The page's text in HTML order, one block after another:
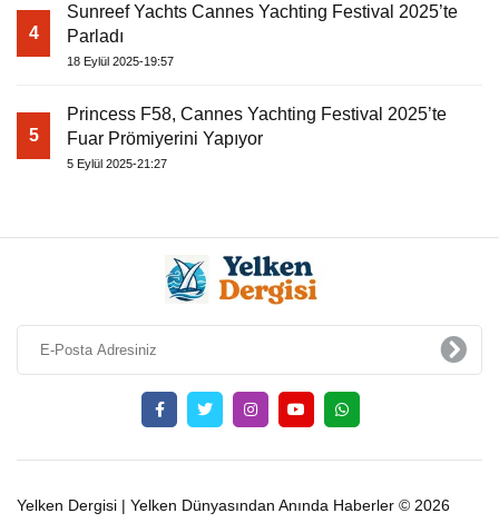
4
Sunreef Yachts Cannes Yachting Festival 2025’te
Parladı
18 Eylül 2025-19:57
5
Princess F58, Cannes Yachting Festival 2025’te
Fuar Prömiyerini Yapıyor
5 Eylül 2025-21:27
Yelken Dergisi | Yelken Dünyasından Anında Haberler © 2026